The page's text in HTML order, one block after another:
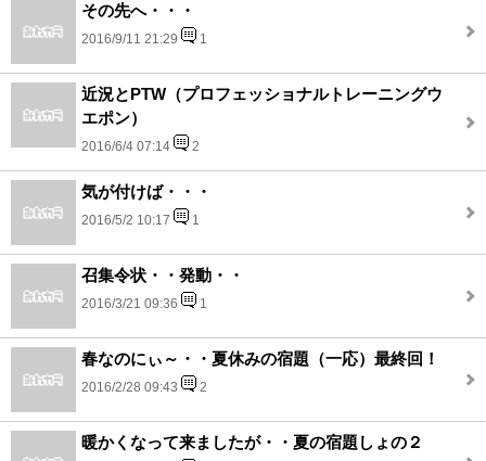
その先へ・・・
2016/9/11 21:29 1
近況とPTW（プロフェッショナルトレーニングウ
エポン）
2016/6/4 07:14 2
気が付けば・・・
2016/5/2 10:17 1
召集令状・・発動・・
2016/3/21 09:36 1
春なのにぃ～・・夏休みの宿題（一応）最終回！
2016/2/28 09:43 2
暖かくなって来ましたが・・夏の宿題しょの２